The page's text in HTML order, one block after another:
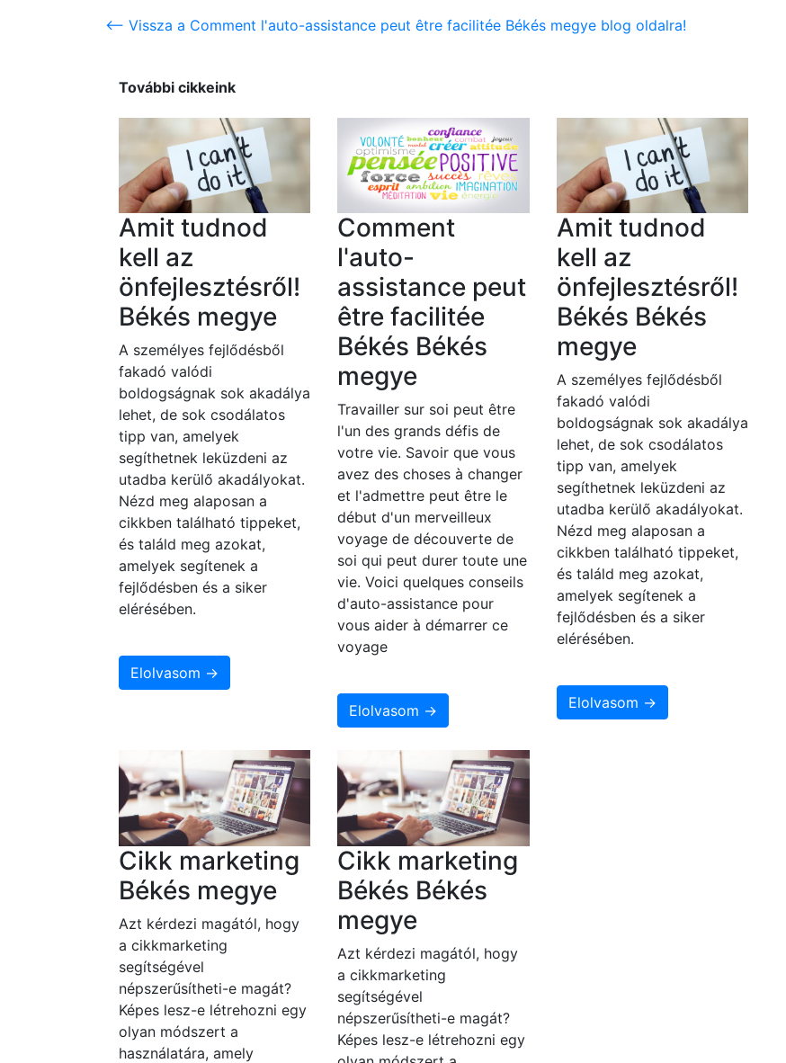
<-- Vissza a Comment l'auto-assistance peut être facilitée Békés megye blog oldalra!
További cikkeink
Amit tudnod
kell az
önfejlesztésről!
Békés megye
A személyes fejlődésből
fakadó valódi
boldogságnak sok akadálya
lehet, de sok csodálatos
tipp van, amelyek
segíthetnek leküzdeni az
utadba kerülő akadályokat.
Nézd meg alaposan a
cikkben található tippeket,
és találd meg azokat,
amelyek segítenek a
fejlődésben és a siker
elérésében.
Elolvasom →
Comment
l'auto-
assistance peut
être facilitée
Békés Békés
megye
Travailler sur soi peut être
l'un des grands défis de
votre vie. Savoir que vous
avez des choses à changer
et l'admettre peut être le
début d'un merveilleux
voyage de découverte de
soi qui peut durer toute une
vie. Voici quelques conseils
d'auto-assistance pour
vous aider à démarrer ce
voyage
Elolvasom →
Amit tudnod
kell az
önfejlesztésről!
Békés Békés
megye
A személyes fejlődésből
fakadó valódi
boldogságnak sok akadálya
lehet, de sok csodálatos
tipp van, amelyek
segíthetnek leküzdeni az
utadba kerülő akadályokat.
Nézd meg alaposan a
cikkben található tippeket,
és találd meg azokat,
amelyek segítenek a
fejlődésben és a siker
elérésében.
Elolvasom →
Cikk marketing
Békés megye
Azt kérdezi magától, hogy
a cikkmarketing
segítségével
népszerűsítheti-e magát?
Képes lesz-e létrehozni egy
olyan módszert a
használatára, amely
Cikk marketing
Békés Békés
megye
Azt kérdezi magától, hogy
a cikkmarketing
segítségével
népszerűsítheti-e magát?
Képes lesz-e létrehozni egy